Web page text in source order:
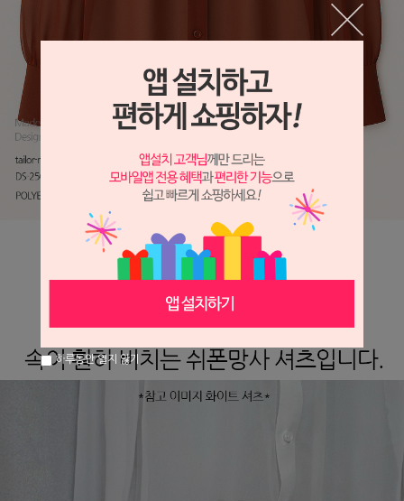
하루동안 열지 않기